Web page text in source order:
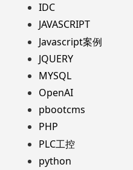
IDC
JAVASCRIPT
Javascript案例
JQUERY
MYSQL
OpenAI
pbootcms
PHP
PLC工控
python